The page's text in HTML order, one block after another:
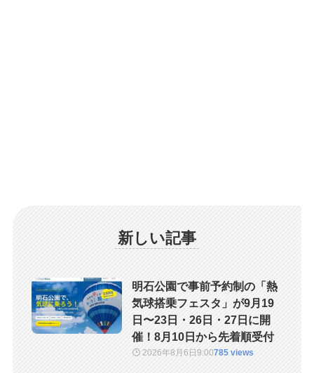
新しい記事
明石公園で事前予約制の「熱
気球搭乗フェスタ」が9月19
日〜23日・26日・27日に開
催！8月10日から先着順受付
2026年8月6日9:00785 views